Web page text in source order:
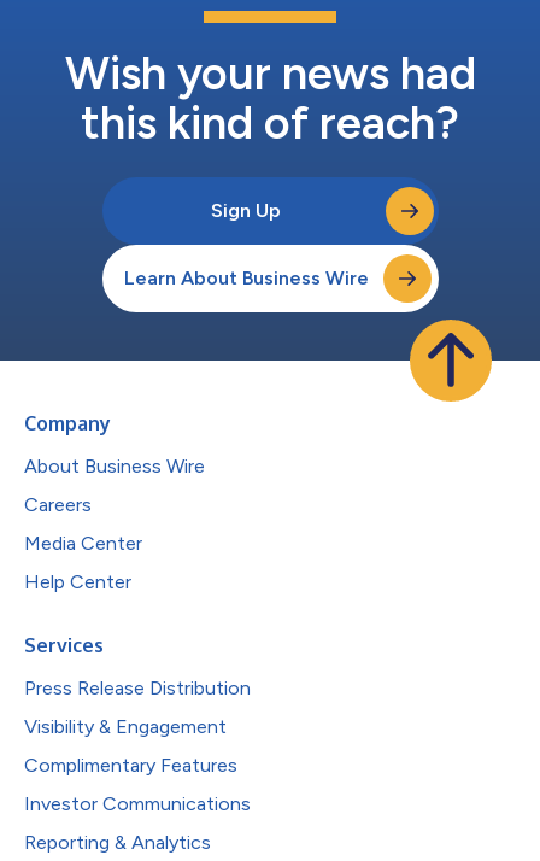
Wish your news had
this kind of reach?
Sign Up
Learn About Business Wire
Company
About Business Wire
Careers
Media Center
Help Center
Services
Press Release Distribution
Visibility & Engagement
Complimentary Features
Investor Communications
Reporting & Analytics